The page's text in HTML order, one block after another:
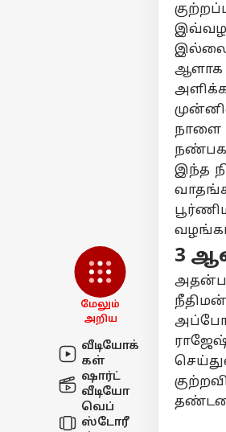
மேலும்
அறிய
வீடியோக்
கள்
ஷார்ட்
வீடியோ
வெப்
ஸ்டோரீ
இல்லை
நாளை
இந்த
3